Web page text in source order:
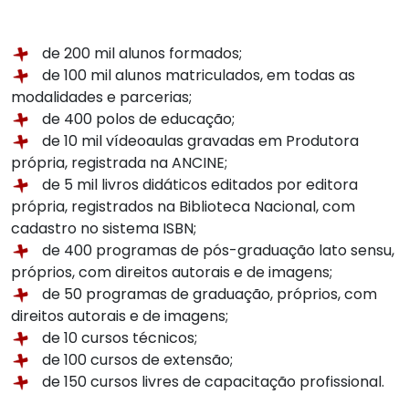
de 200 mil alunos formados;
de 100 mil alunos matriculados, em todas as
modalidades e parcerias;
de 400 polos de educação;
de 10 mil vídeoaulas gravadas em Produtora
própria, registrada na ANCINE;
de 5 mil livros didáticos editados por editora
própria, registrados na Biblioteca Nacional, com
cadastro no sistema ISBN;
de 400 programas de pós-graduação lato sensu,
próprios, com direitos autorais e de imagens;
de 50 programas de graduação, próprios, com
direitos autorais e de imagens;
de 10 cursos técnicos;
de 100 cursos de extensão;
de 150 cursos livres de capacitação profissional.